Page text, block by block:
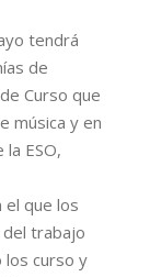
tendrá
de
Curso que
música y en
ESO,
el que los
trabajo
los curso y